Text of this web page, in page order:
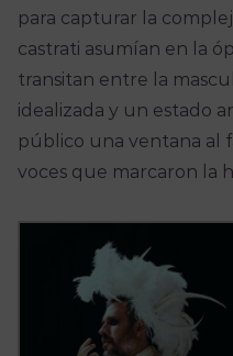
para capturar la
castrati asumían en la
transitan entre la
idealizada y un estado
público una ventana al
voces que marcaron la